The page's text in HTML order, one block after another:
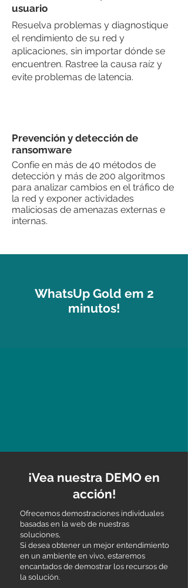
usuario
Resuelva problemas y diagnostique
el rendimiento de su red y
aplicaciones, sin importar dónde se
encuentren. Rastree la causa raíz y
evite problemas de latencia.
Prevención y detección de
ransomware
Confíe en más de 40 métodos de
detección y más de 200 algoritmos
para analizar cambios en el tráfico de
la red y exponer actividades
maliciosas de amenazas externas e
internas.
WhatsUp Gold em 2
minutos!
¡Vea nuestra DEMO en
acción!
Ofrecemos demostraciones individuales
basadas en la web de nuestras
soluciones,
Si desea obtener un mejor entendimiento
en un ambiente en vivo, estaremos
encantados de demostrar los recursos de
la solución.